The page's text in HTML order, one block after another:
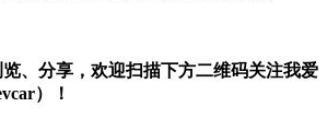
、分享，欢迎扫描下方二维码关注我爱
）！